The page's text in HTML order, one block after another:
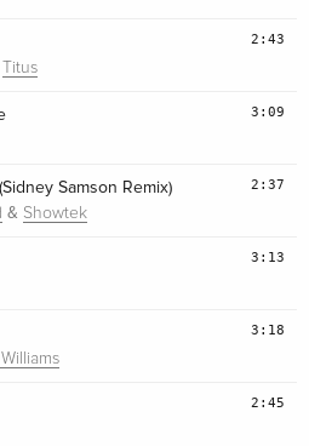
Titus
2:43
3:09
Samson Remix)
& Showtek
2:37
3:13
3:18
2:45